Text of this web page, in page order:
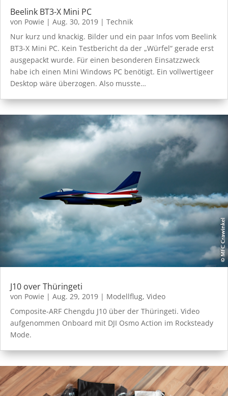
Beelink BT3-X Mini PC
von Powie | Aug. 30, 2019 | Technik
Nur kurz und knackig. Bilder und ein paar Infos vom Beelink
BT3-X Mini PC. Kein Testbericht da der „Würfel“ gerade erst
ausgepackt wurde. Für einen besonderen Einsatzzweck
habe ich einen Mini Windows PC benötigt. Ein vollwertigeer
Desktop wäre überzogen. Also musste…
J10 over Thüringeti
von Powie | Aug. 29, 2019 | Modellflug, Video
Composite-ARF Chengdu J10 über der Thüringeti. Video
aufgenommen Onboard mit DJI Osmo Action im Rocksteady
Mode.